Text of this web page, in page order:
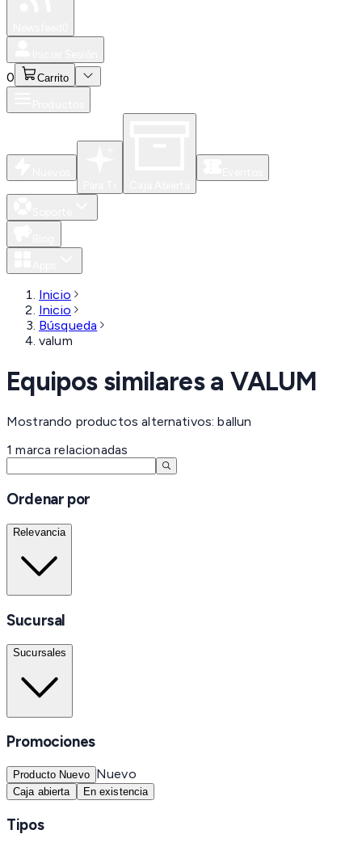
0 Carrito
Inicio
Inicio
Búsqueda
valum
Equipos similares aVALUM
Mostrando productos alternativos: ballun
1 marca relacionadas
Ordenar por
Relevancia
Sucursal
Sucursales
Promociones
Producto Nuevo Nuevo
Caja abierta En existencia
Tipos